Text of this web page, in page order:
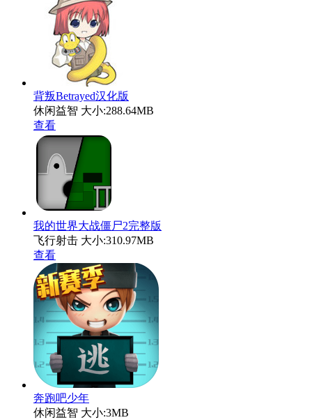
背叛Betrayed汉化版
休闲益智 大小:288.64MB
查看
我的世界大战僵尸2完整版
飞行射击 大小:310.97MB
查看
奔跑吧少年
休闲益智 大小:3MB